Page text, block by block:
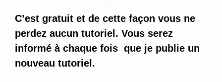
C’est gratuit et de cette façon vous ne
perdez aucun tutoriel. Vous serez
informé à chaque fois que je publie un
nouveau tutoriel.